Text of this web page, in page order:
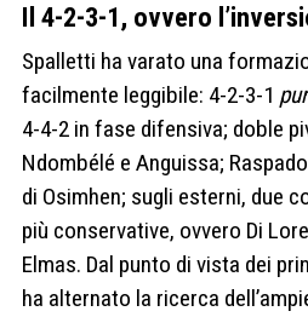
Il 4-2-3-1, ovvero
Spalletti ha varato una
facilmente leggibile: 4-2-3-1
4-4-2 in fase difensiva; doble
Ndombélé e Anguissa;
di Osimhen; sugli esterni, due
più conservative, ovvero Di
Elmas. Dal punto di vista dei
ha alternato la ricerca